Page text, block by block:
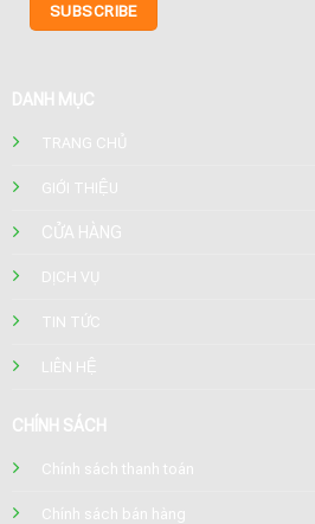
DANH MỤC
TRANG CHỦ
GIỚI THIỆU
CỬA HÀNG
DỊCH VỤ
TIN TỨC
LIÊN HỆ
CHÍNH SÁCH
Chính sách thanh toán
Chính sách bán hàng